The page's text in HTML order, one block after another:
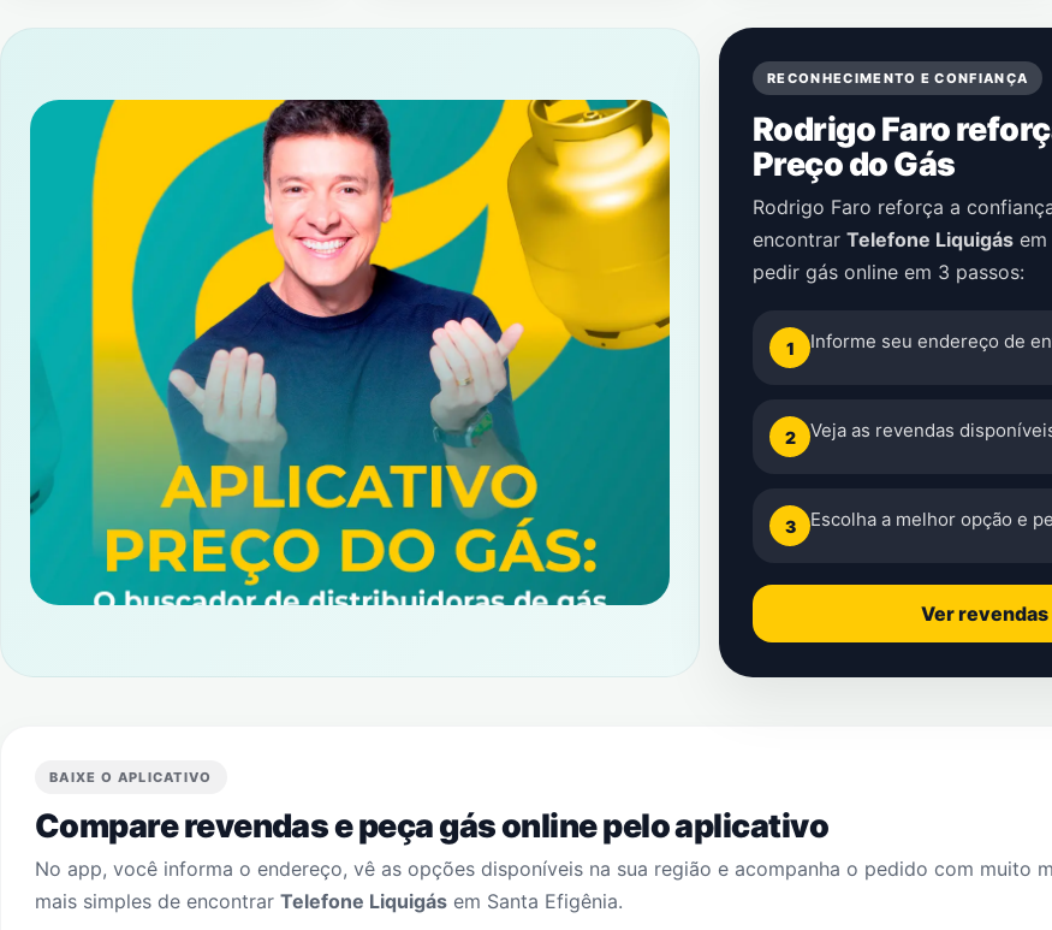
RECONHECIMENTO E CONFIANÇA
Rodrigo Faro
Preço do Gás
Rodrigo Faro reforça a
encontrar Telefone Liquigás em
pedir gás online em 3 passos:
1 Informe seu endereço de
2 Veja as revendas
3 Escolha a melhor opção e
Ver
BAIXE O APLICATIVO
Compare revendas e peça gás online pelo aplicativo
No app, você informa o endereço, vê as opções disponíveis na sua região e acompanha o pedido com muito
mais simples de encontrar Telefone Liquigás em Santa Efigênia.